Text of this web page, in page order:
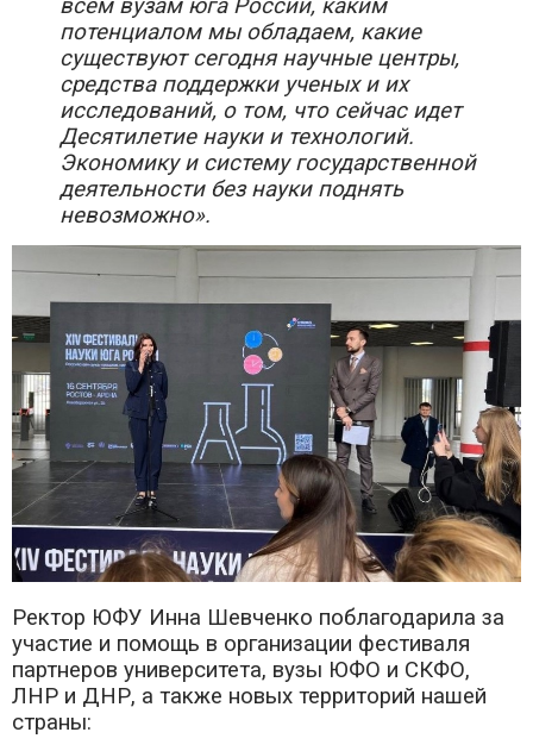
всем вузам юга России, каким
потенциалом мы обладаем, какие
существуют сегодня научные центры,
средства поддержки ученых и их
исследований, о том, что сейчас идет
Десятилетие науки и технологий.
Экономику и систему государственной
деятельности без науки поднять
невозможно».
Ректор ЮФУ Инна Шевченко поблагодарила за
участие и помощь в организации фестиваля
партнеров университета, вузы ЮФО и СКФО,
ЛНР и ДНР, а также новых территорий нашей
страны: